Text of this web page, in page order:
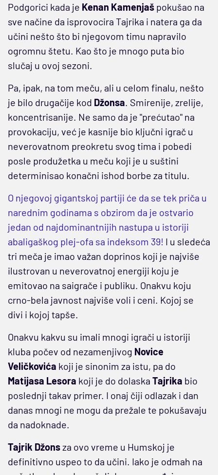
Podgorici kada je Kenan Kamenjaš pokušao na
sve načine da isprovocira Tajrika i natera ga da
učini nešto što bi njegovom timu napravilo
ogromnu štetu. Kao što je mnogo puta bio
slučaj u ovoj sezoni.
Pa, ipak, na tom meču, ali u celom finalu, nešto
je bilo drugačije kod Džonsa. Smirenije, zrelije,
koncentrisanije. Ne samo da je "prećutao" na
provokaciju, već je kasnije bio ključni igrač u
neverovatnom preokretu svog tima i pobedi
posle produžetka u meču koji je u suštini
determinisao konačni ishod borbe za titulu.
O njegovoj gigantskoj partiji će da se tek priča u
narednim godinama s obzirom da je ostvario
jedan od najdominantnijih nastupa u istoriji
abaligaškog plej-ofa sa indeksom 39! I u sledeća
tri meča je imao važan doprinos koji je najviše
ilustrovan u neverovatnoj energiji koju je
emitovao na saigrače i publiku. Onakvu koju
crno-bela javnost najviše voli i ceni. Kojoj se
divi i kojoj tapše.
Onakvu kakvu su imali mnogi igrači u istoriji
kluba počev od nezamenjivog Novice
Veličkovića koji je sinonim za istu, pa do
Matijasa Lesora koji je do dolaska Tajrika bio
poslednji takav primer. I onaj čiji odlazak i dan
danas mnogi ne mogu da prežale te pokušavaju
da nadoknade.
Tajrik Džonsza ovo vreme u Humskoj je
definitivno uspeo to da učini. Iako je odmah na